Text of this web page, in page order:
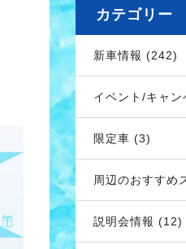
カテゴリー
新車情報 (242)
イベント/キャ
限定車 (3)
周辺のおすすめ
説明会情報 (12)